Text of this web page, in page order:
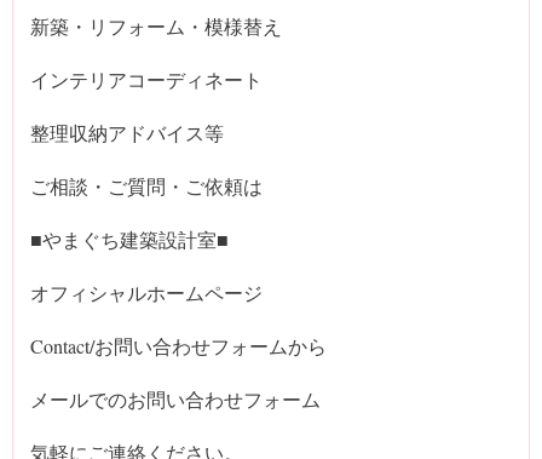
新築・リフォーム・模様替え
インテリアコーディネート
整理収納アドバイス等
ご相談・ご質問・ご依頼は
■やまぐち建築設計室■
オフィシャルホームページ
Contact/お問い合わせフォームから
メールでのお問い合わせフォーム
気軽にご連絡ください。